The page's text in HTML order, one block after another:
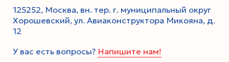
125252, Москва, вн. тер. г. муниципальный округ
Хорошевский, ул. Авиаконструктора Микояна, д.
12
У вас есть вопросы? Напишите нам!